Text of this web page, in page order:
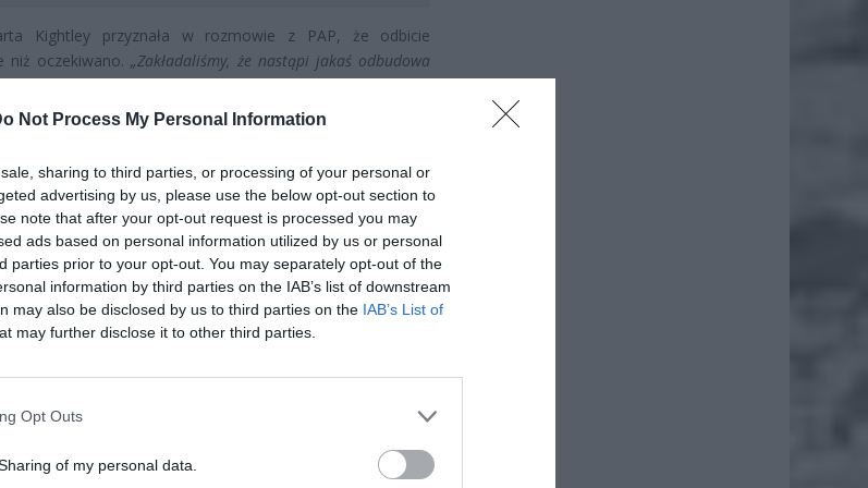
Not Process My Personal Information
sharing to third parties, or processing of your personal or
advertising by us, please use the below opt-out section to
note that after your opt-out request is processed you may
ads based on personal information utilized by us or personal
parties prior to your opt-out. You may separately opt-out of the
information by third parties on the IAB’s list of downstream
may also be disclosed by us to third parties on the IAB’s List of
may further disclose it to other third parties.
Opt Outs
of my personal data.
Kightley przyznała w rozmowie z PAP, że odbicie
niż oczekiwano.„Zakładaliśmy, że nastąpi jakaś odbudowa
się ona większa od naszych przewidywań”– powiedziała.
wciąż wolą trzymać pieniądze na kontach, niż je
ad